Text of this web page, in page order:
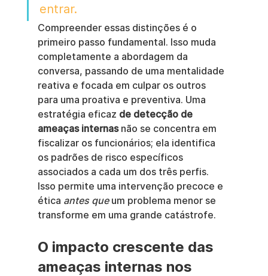
entrar.
Compreender essas distinções é o
primeiro passo fundamental. Isso muda
completamente a abordagem da
conversa, passando de uma mentalidade
reativa e focada em culpar os outros
para uma proativa e preventiva. Uma
estratégia eficaz de detecção de
ameaças internas não se concentra em
fiscalizar os funcionários; ela identifica
os padrões de risco específicos
associados a cada um dos três perfis.
Isso permite uma intervenção precoce e
ética antes que um problema menor se
transforme em uma grande catástrofe.
O impacto crescente das
ameaças internas nos